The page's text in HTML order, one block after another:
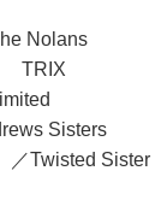
Nolans
／ TRIX
Sisters
Twisted Sister